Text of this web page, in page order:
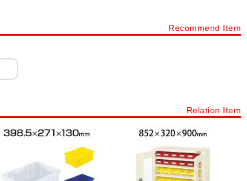
ステンレス作業台
Recommend Item
Relation Item